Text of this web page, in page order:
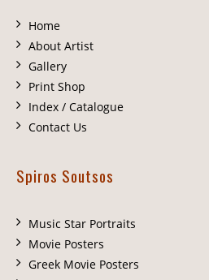
Home
About Artist
Gallery
Print Shop
Index / Catalogue
Contact Us
Spiros Soutsos
Music Star Portraits
Movie Posters
Greek Movie Posters